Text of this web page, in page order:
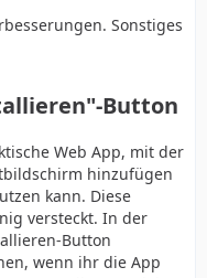
Sonstiges
Button
Web App, mit der
hinzufügen
kann. Diese
versteckt. In der
Button
wenn ihr die App